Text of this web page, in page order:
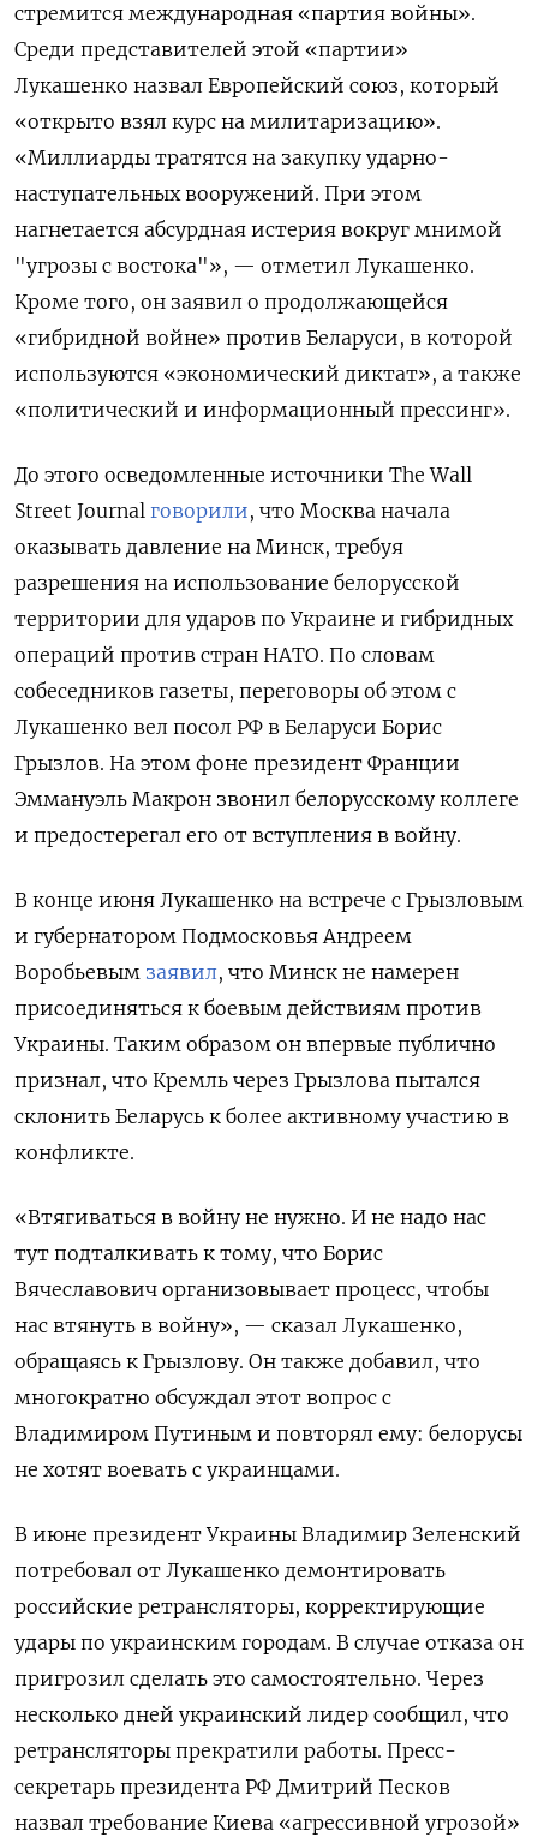
стремится международная «партия войны».
Среди представителей этой «партии»
Лукашенко назвал Европейский союз, который
«открыто взял курс на милитаризацию».
«Миллиарды тратятся на закупку ударно-
наступательных вооружений. При этом
нагнетается абсурдная истерия вокруг мнимой
"угрозы с востока"», — отметил Лукашенко.
Кроме того, он заявил о продолжающейся
«гибридной войне» против Беларуси, в которой
используются «экономический диктат», а также
«политический и информационный прессинг».
До этого осведомленные источники The Wall
Street Journal говорили, что Москва начала
оказывать давление на Минск, требуя
разрешения на использование белорусской
территории для ударов по Украине и гибридных
операций против стран НАТО. По словам
собеседников газеты, переговоры об этом с
Лукашенко вел посол РФ в Беларуси Борис
Грызлов. На этом фоне президент Франции
Эммануэль Макрон звонил белорусскому коллеге
и предостерегал его от вступления в войну.
В конце июня Лукашенко на встрече с Грызловым
и губернатором Подмосковья Андреем
Воробьевым заявил, что Минск не намерен
присоединяться к боевым действиям против
Украины. Таким образом он впервые публично
признал, что Кремль через Грызлова пытался
склонить Беларусь к более активному участию в
конфликте.
«Втягиваться в войну не нужно. И не надо нас
тут подталкивать к тому, что Борис
Вячеславович организовывает процесс, чтобы
нас втянуть в войну», — сказал Лукашенко,
обращаясь к Грызлову. Он также добавил, что
многократно обсуждал этот вопрос с
Владимиром Путиным и повторял ему: белорусы
не хотят воевать с украинцами.
В июне президент Украины Владимир Зеленский
потребовал от Лукашенко демонтировать
российские ретрансляторы, корректирующие
удары по украинским городам. В случае отказа он
пригрозил сделать это самостоятельно. Через
несколько дней украинский лидер сообщил, что
ретрансляторы прекратили работы. Пресс-
секретарь президента РФ Дмитрий Песков
назвал требование Киева «агрессивной угрозой»